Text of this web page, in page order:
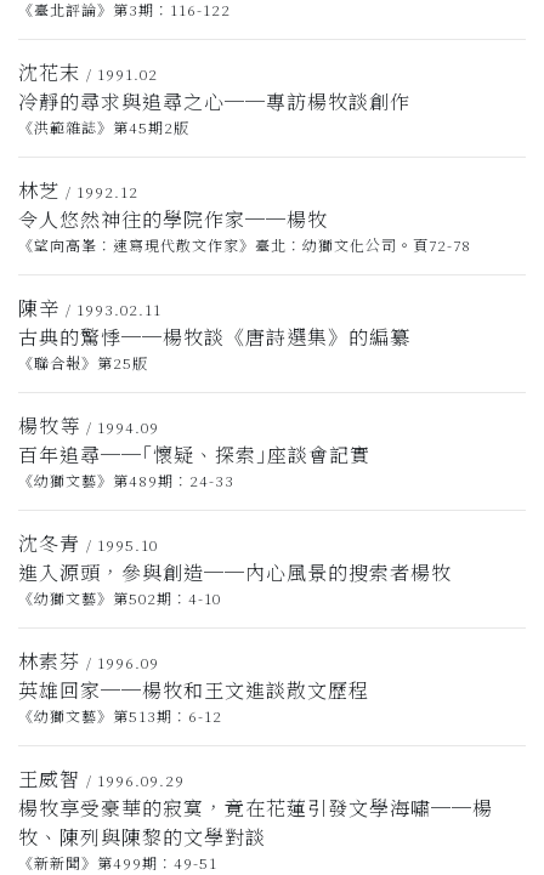
《臺北評論》第3期：116-122
沈花末 / 1991.02
冷靜的尋求與追尋之心──專訪楊牧談創作
《洪範雜誌》第45期2版
林芝 / 1992.12
令人悠然神往的學院作家──楊牧
《望向高峯：速寫現代散文作家》臺北：幼獅文化公司。頁72-78
陳辛 / 1993.02.11
古典的驚悸──楊牧談《唐詩選集》的編纂
《聯合報》第25版
楊牧等 / 1994.09
百年追尋──｢懷疑、探索｣座談會記實
《幼獅文藝》第489期：24-33
沈冬青 / 1995.10
進入源頭，參與創造──內心風景的搜索者楊牧
《幼獅文藝》第502期：4-10
林素芬 / 1996.09
英雄回家──楊牧和王文進談散文歷程
《幼獅文藝》第513期：6-12
王威智 / 1996.09.29
楊牧享受豪華的寂寞，竟在花蓮引發文學海嘯──楊
牧、陳列與陳黎的文學對談
《新新聞》第499期：49-51